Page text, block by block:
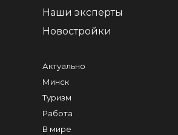
Наши эксперты
Новостройки
Актуально
Минск
Туризм
Работа
В мире